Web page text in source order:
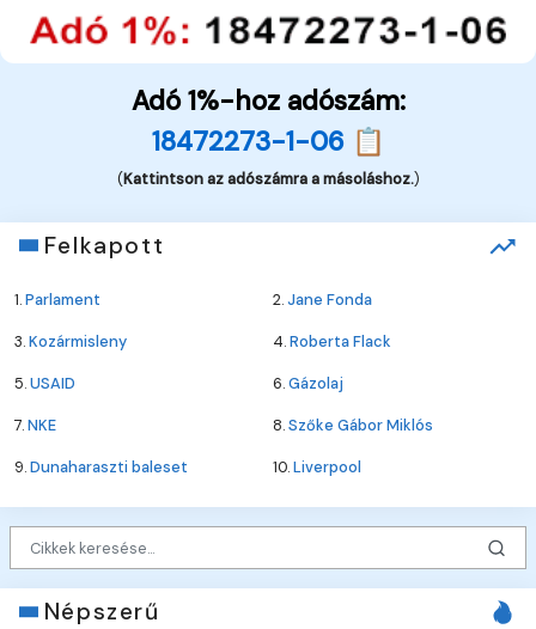
Adó 1%-hoz adószám:
18472273-1-06 📋
(Kattintson az adószámra a másoláshoz.)
Felkapott
1.Parlament 2.Jane Fonda
3.Kozármisleny 4.Roberta Flack
5.USAID 6.Gázolaj
7.NKE 8.Szőke Gábor Miklós
9.Dunaharaszti baleset 10.Liverpool
Népszerű